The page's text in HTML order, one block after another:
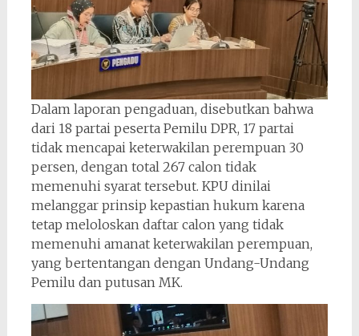
Dalam laporan pengaduan, disebutkan bahwa
dari 18 partai peserta Pemilu DPR, 17 partai
tidak mencapai keterwakilan perempuan 30
persen, dengan total 267 calon tidak
memenuhi syarat tersebut. KPU dinilai
melanggar prinsip kepastian hukum karena
tetap meloloskan daftar calon yang tidak
memenuhi amanat keterwakilan perempuan,
yang bertentangan dengan Undang-Undang
Pemilu dan putusan MK.